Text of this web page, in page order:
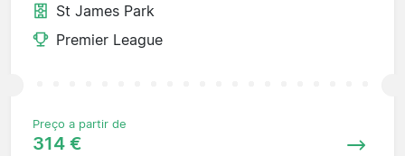
St James Park
Premier League
Preço a partir de
314 €